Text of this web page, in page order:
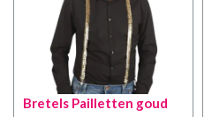
Bretels Pailletten goud